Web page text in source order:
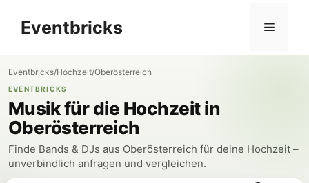
InhaltEventbricks Menü
Eventbricks/Hochzeit/Oberösterreich
EVENTBRICKS
Musik für die Hochzeit in
Oberösterreich
Finde Bands & DJs aus Oberösterreich für deine Hochzeit –
unverbindlich anfragen und vergleichen.